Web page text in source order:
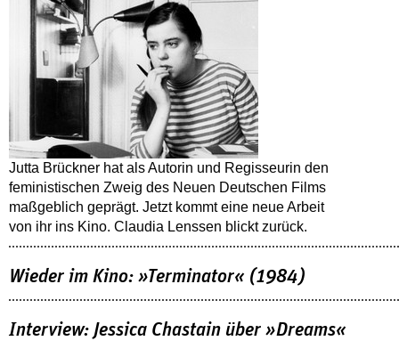
Jutta Brückner hat als Autorin und Regisseurin den
feministischen Zweig des Neuen Deutschen Films
maßgeblich geprägt. Jetzt kommt eine neue Arbeit
von ihr ins Kino. Claudia Lenssen blickt zurück.
Wieder im Kino: »Terminator« (1984)
Interview: Jessica Chastain über »Dreams«